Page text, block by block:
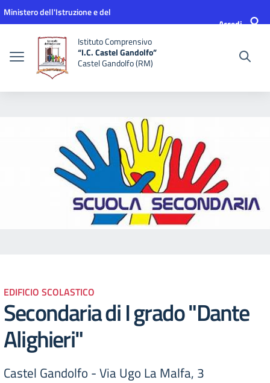
Vai ai contenuti
Vai al menu di navigazione
Vai al footer
Ministero dell'Istruzione e del
Accedi
Istituto Comprensivo
“I.C. Castel Gandolfo”
Castel Gandolfo (RM)
EDIFICIO SCOLASTICO
Secondaria di I grado "Dante
Alighieri"
Castel Gandolfo -​ Via Ugo La Malfa, 3